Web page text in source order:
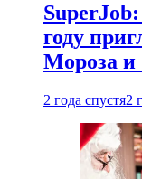
году
Мороза и
2 года спустя2